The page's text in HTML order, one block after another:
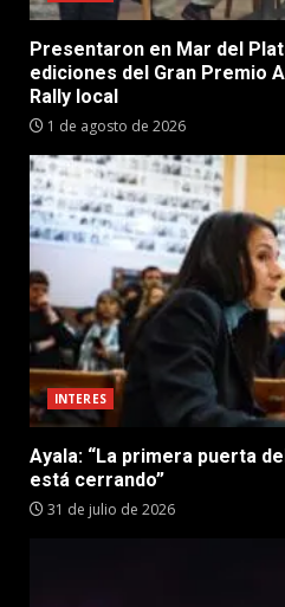
Presentaron en Mar del
ediciones del Gran Premio
Rally local
1 de agosto de 2026
INTERES
Ayala: “La primera puerta
está cerrando”
31 de julio de 2026